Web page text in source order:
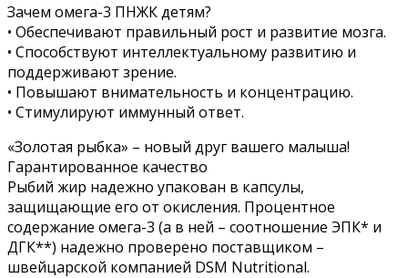
Зачем омега-3 ПНЖК детям?
• Обеспечивают правильный рост и развитие мозга.
• Способствуют интеллектуальному развитию и
поддерживают зрение.
• Повышают внимательность и концентрацию.
• Стимулируют иммунный ответ.
«Золотая рыбка» – новый друг вашего малыша!
Гарантированное качество
Рыбий жир надежно упакован в капсулы,
защищающие его от окисления. Процентное
содержание омега-3 (а в ней – соотношение ЭПК* и
ДГК**) надежно проверено поставщиком –
швейцарской компанией DSM Nutritional.